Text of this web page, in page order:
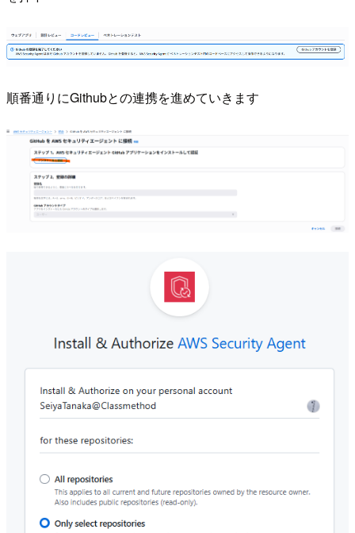
順番通りにGithubとの連携を進めていきます